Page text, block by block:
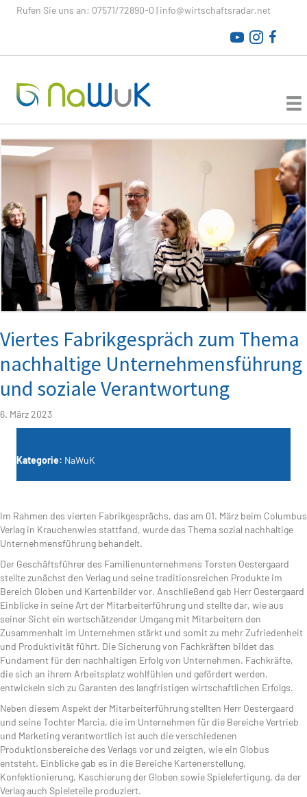
Rufen Sie uns an: 07571/72890-0 | info@wirtschaftsradar.net
Viertes Fabrikgespräch zum Thema
nachhaltige Unternehmensführung
und soziale Verantwortung
6. März 2023
Kategorie: NaWuK
Im Rahmen des vierten Fabrikgesprächs, das am 01. März beim Columbus
Verlag in Krauchenwies stattfand, wurde das Thema sozial nachhaltige
Unternehmensführung behandelt.
Der Geschäftsführer des Familienunternehmens Torsten Oestergaard
stellte zunächst den Verlag und seine traditionsreichen Produkte im
Bereich Globen und Kartenbilder vor. Anschließend gab Herr Oestergaard
Einblicke in seine Art der Mitarbeiterführung und stellte dar, wie aus
seiner Sicht ein wertschätzender Umgang mit Mitarbeitern den
Zusammenhalt im Unternehmen stärkt und somit zu mehr Zufriedenheit
und Produktivität führt. Die Sicherung von Fachkräften bildet das
Fundament für den nachhaltigen Erfolg von Unternehmen. Fachkräfte,
die sich an ihrem Arbeitsplatz wohlfühlen und gefördert werden,
entwickeln sich zu Garanten des langfristigen wirtschaftlichen Erfolgs.
Neben diesem Aspekt der Mitarbeiterführung stellten Herr Oestergaard
und seine Tochter Marcia, die im Unternehmen für die Bereiche Vertrieb
und Marketing verantwortlich ist auch die verschiedenen
Produktionsbereiche des Verlags vor und zeigten, wie ein Globus
entsteht. Einblicke gab es in die Bereiche Kartenerstellung,
Konfektionierung, Kaschierung der Globen sowie Spielefertigung, da der
Verlag auch Spieleteile produziert.